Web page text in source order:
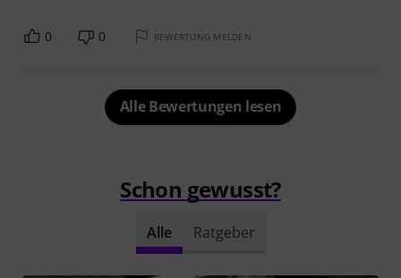
0 0 BEWERTUNG MELDEN
Alle Bewertungen lesen
Schon gewusst?
Alle Ratgeber